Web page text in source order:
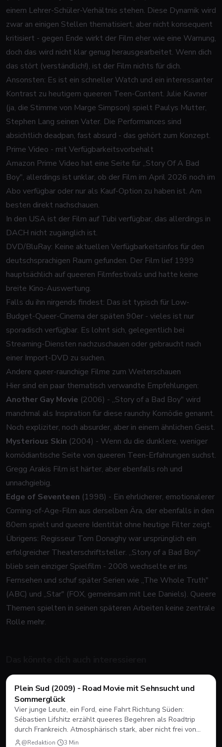
einem Lehrer-Schüler-Verhältnis stehen. Diese Dynamik wird
zwar an einigen Stellen thematisiert, aber nicht konsequent
kritisiert - gegen Ende wirkt der Film eher wie eine Warnung,
doch das wird nicht klar genug herausgearbeitet. Wenn dich
das stört (verständlich!), ist der Film nichts für dich.
Ansonsten: Es ist ein schneller Watch und ein interessanter
Kontrast zu heutigem queeren Teen-Content. Julie Kavner
(ja, die Stimme von Marge Simpson) spielt Paulys Mutter,
Stephen Lang seinen Vater. Die Performances sind
absichtlich deadpan, fast absurd - das gehört zum Konzept.
Prime Video - mit Verfügbarkeitsvorbehalt
Amazon Prime Video hat eine Seite für „Story Of A Bad
Boy", allerdings ist unklar, ob der Film im April 2026 noch im
Abo verfügbar oder nur als Kauf-Option zu haben ist. Am
besten direkt nachschauen.
In den USA ist der Film auf Tubi verfügbar, das allerdings in
DACH nicht zugänglich ist.
DVD/BluRay: Keine aktuellen Verfügbarkeitsinfos für den
deutschsprachigen Raum gefunden. Der Film lief 1999
hauptsächlich auf queeren Filmfestivals und hatte keine
breite Kino-Auswertung.
Falls du ihn nirgends findest: Das ist typisch für Low-
Budget-Queer-Cinema der späten 90er - vieles ist nur
sporadisch verfügbar. Es lohnt sich, gelegentlich bei
Streaming-Diensten nachzuschauen oder gebraucht nach
einer Import-DVD zu suchen.
Andere queer-raunchige Filme zum Weiterschauen
Hier sind ein paar thematisch verwandte Empfehlungen:
Another Gay Movie (2006) - „Story of a Bad Boy" wird
manchmal als Inspiration für diese raunchy Komödie genannt.
Noch expliziter, noch absurder, aber in einem ähnlichen Geist.
Mysterious Skin (2004) - Wenn du die dunklere, weniger
komödiantische Seite von queeren Teen-Erfahrungen suchst.
Gregg Arakis Film ist härter, aber ebenfalls roh und
unnachgiebig.
Edge of Seventeen (1998) - Ein ehrlicherer, emotionalerer
Coming-of-Age-Film aus derselben Ära, der ebenfalls in den
80ern spielt und queere Identität ohne heutige Filter zeigt.
Übrigens: Regisseur Tom Donaghy war ursprünglich ein
erfolgreicher Theaterschriftsteller. „Story of a Bad Boy"
blieb sein einziger Spielfilm - 2008 wechselte er ins
Fernsehen und schuf später Serien wie „The Whole Truth"
(ABC) und „Star" (FOX, gemeinsam mit Lee Daniels). Queere
Themen spielten in seinen späteren Arbeiten keine zentrale
Rolle mehr.
Filme & Serien
Plein Sud (2009) - Road Movie mit Sehnsucht und
Sommerglück
Vier junge Leute, ein Ford, eine Fahrt Richtung Süden:
Sébastien Lifshitz erzählt queeres Begehren als Roadtrip
durch Frankreich. Atmosphärisch stark, aber nicht frei von
Längen.
@Redaktion· 3 Min